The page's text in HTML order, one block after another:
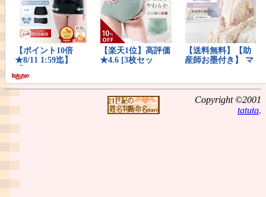
Copyright ©2001
tatuta.